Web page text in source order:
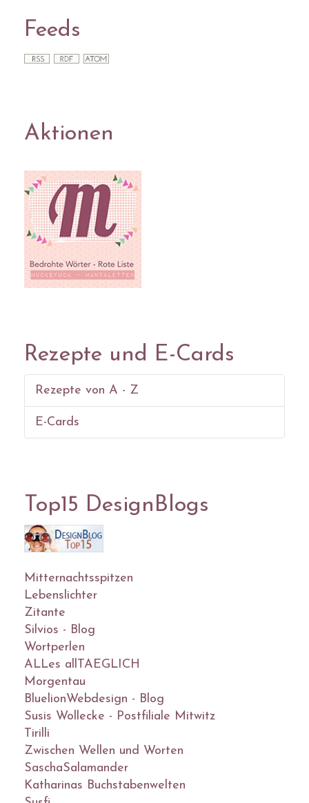
Feeds
Aktionen
Rezepte und E-Cards
Rezepte von A - Z
E-Cards
Top15 DesignBlogs
Mitternachtsspitzen
Lebenslichter
Zitante
Silvios - Blog
Wortperlen
ALLes allTAEGLICH
Morgentau
BluelionWebdesign - Blog
Susis Wollecke - Postfiliale Mitwitz
Tirilli
Zwischen Wellen und Worten
SaschaSalamander
Katharinas Buchstabenwelten